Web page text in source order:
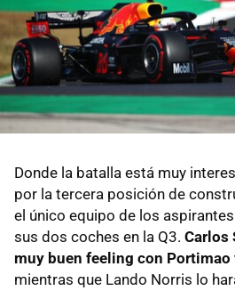
Donde la batalla está muy
por la tercera posición de
el único equipo de los
sus dos coches en la Q3. Carlos
muy buen feeling con
mientras que Lando Norris lo